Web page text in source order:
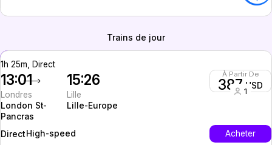
Trains de jour
1h 25m, Direct
13:01
Londres
London St-
Pancras
15:26
Lille
Lille-Europe
À Partir De
387 USD
1
Direct High-speed Acheter